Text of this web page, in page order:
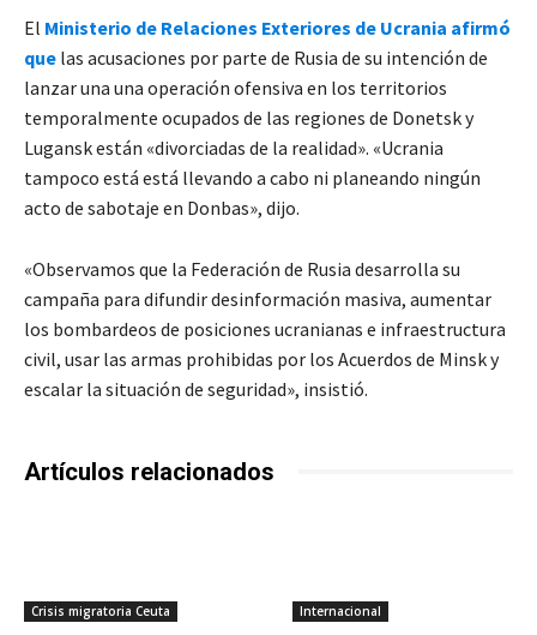
El Ministerio de Relaciones Exteriores de Ucrania afirmó
que las acusaciones por parte de Rusia de su intención de
lanzar una una operación ofensiva en los territorios
temporalmente ocupados de las regiones de Donetsk y
Lugansk están «divorciadas de la realidad». «Ucrania
tampoco está está llevando a cabo ni planeando ningún
acto de sabotaje en Donbas», dijo.
«Observamos que la Federación de Rusia desarrolla su
campaña para difundir desinformación masiva, aumentar
los bombardeos de posiciones ucranianas e infraestructura
civil, usar las armas prohibidas por los Acuerdos de Minsk y
escalar la situación de seguridad», insistió.
Artículos relacionados
Crisis migratoria Ceuta Internacional